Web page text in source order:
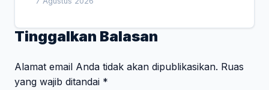
Tinggalkan Balasan
Alamat email Anda tidak akan dipublikasikan. Ruas
yang wajib ditandai *